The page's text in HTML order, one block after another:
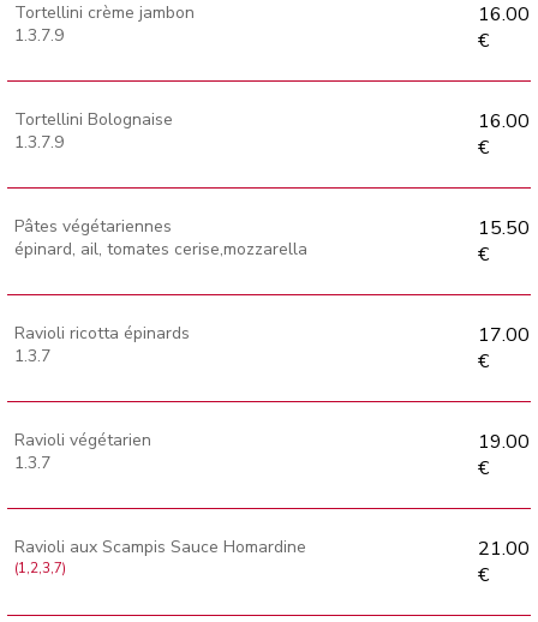
Tortellini crème jambon
1.3.7.9
16.00
€
Tortellini Bolognaise
1.3.7.9
16.00
€
Pâtes végétariennes
épinard, ail, tomates cerise,mozzarella
15.50
€
Ravioli ricotta épinards
1.3.7
17.00
€
Ravioli végétarien
1.3.7
19.00
€
Ravioli aux Scampis Sauce Homardine
(1,2,3,7)
21.00
€